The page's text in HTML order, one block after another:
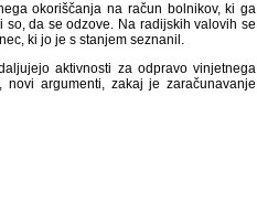
okoriščanja na račun bolnikov, ki ga
da se odzove. Na radijskih valovih se
ki jo je s stanjem seznanil.
aktivnosti za odpravo vinjetnega
argumenti, zakaj je zaračunavanje